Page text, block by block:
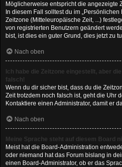
Möglicherweise entspricht die angezeigte
In diesem Fall solltest du im
Zeitzone (Mitteleuropäische Zeit, ...)
von registrierten Benutzern geändert
bist, ist dies ein guter Grund, dies jetzt zu
Nach oben
Ich habe die Zeitzone eingestellt, aber
falsch!
Wenn du dir sicher bist, dass du die
Zeit trotzdem noch falsch ist, geht die Uhr
Kontaktiere einen Administrator, damit er
Nach oben
Meine Sprache steht auf diesem Board
Meist hat die Board-Administration
oder niemand hat das Forum bislang in
einen Board-Administrator, ob er das